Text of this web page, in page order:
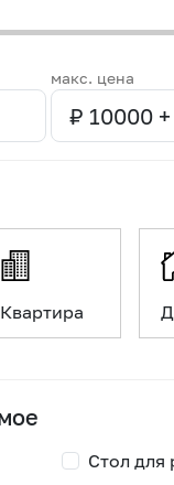
макс. цена
Квартира
Стол для